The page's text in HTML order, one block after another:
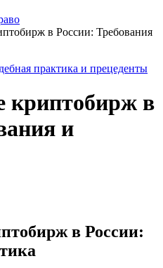
в России: Требования
практика и прецеденты
криптобирж в
и
в России: